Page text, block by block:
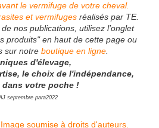
le vermifuge de votre cheval.
et vermifugesréalisés par TE.
nos publications, utilisez l’onglet
produits" en haut de cette page ou
sur notre boutique en ligne
d'élevage,
le choix de l'indépendance,
dans votre poche !
septembre para2022